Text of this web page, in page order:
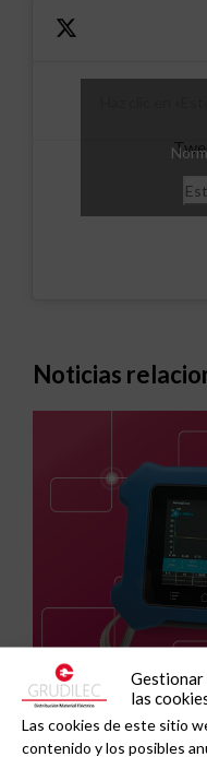
Gestionar
las
Las cookies de este sitio
contenido y los posibles
Noticias
GAESTOPAS
cuatro funciones